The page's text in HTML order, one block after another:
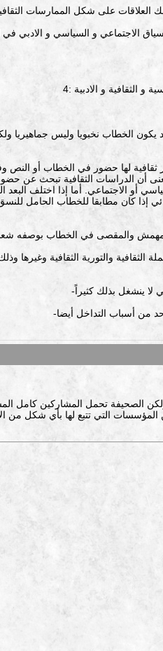
أن الدراسات الثقافية تبحث عن
أو الاجتماعي. أما إذا اختلف البعد
إذا كان مطابقا للخطاب الحامل
من أسباب التداخل أيضا
الصحيفة تحمل المشاركين كامل
التي تتبع لها بأي شكل من